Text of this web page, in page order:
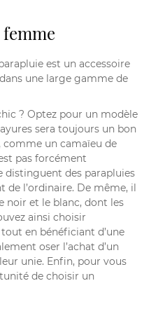
est un accessoire
une large gamme de
? Optez pour un modèle
sera toujours un bon
comme un camaïeu de
pas forcément
distinguent des parapluies
l’ordinaire. De même, il
noir et le blanc, dont les
ainsi choisir
en bénéficiant d’une
oser l’achat d’un
unie. Enfin, pour vous
de choisir un